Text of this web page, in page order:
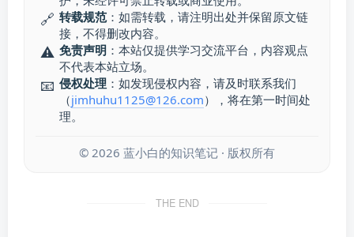
🔗 转载规范：如需转载，请注明出处并保留原文链
接，不得删改内容。
⚠️ 免责声明 ：本站仅提供学习交流平台，内容观点
不代表本站立场。
📧 侵权处理 ：如发现侵权内容，请及时联系我们
（jimhuhu1125@126.com），将在第一时间处
理。
© 2026 蓝小白的知识笔记 · 版权所有
THE END